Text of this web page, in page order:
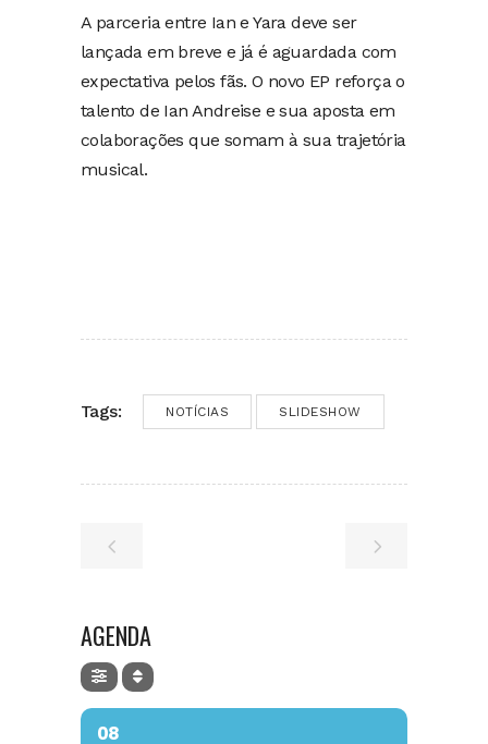
A parceria entre Ian e Yara deve ser
lançada em breve e já é aguardada com
expectativa pelos fãs. O novo EP reforça o
talento de Ian Andreise e sua aposta em
colaborações que somam à sua trajetória
musical.
Tags: NOTÍCIAS SLIDESHOW
AGENDA
08